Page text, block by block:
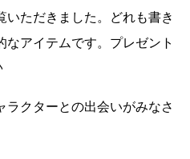
いただきました。どれも書き
アイテムです。プレゼント
クターとの出会いがみなさ